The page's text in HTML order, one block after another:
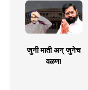
जुनी माती अन् जुनेच
वळण!